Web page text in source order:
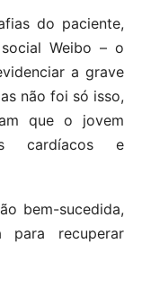
do paciente,
Weibo – o
a grave
não foi só isso,
que o jovem
cardíacos e
bem-sucedida,
recuperar